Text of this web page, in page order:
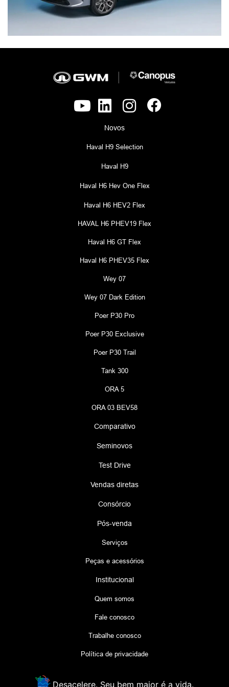
Novos
Haval H9 Selection
Haval H9
Haval H6 Hev One Flex
Haval H6 HEV2 Flex
HAVAL H6 PHEV19 Flex
Haval H6 GT Flex
Haval H6 PHEV35 Flex
Wey 07
Wey 07 Dark Edition
Poer P30 Pro
Poer P30 Exclusive
Poer P30 Trail
Tank 300
ORA 5
ORA 03 BEV58
Comparativo
Seminovos
Test Drive
Vendas diretas
Consórcio
Pós-venda
Serviços
Peças e acessórios
Institucional
Quem somos
Fale conosco
Trabalhe conosco
Política de privacidade
Desacelere. Seu bem maior é a vida.